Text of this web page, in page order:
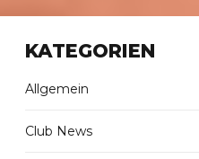
KATEGORIEN
Allgemein
Club News